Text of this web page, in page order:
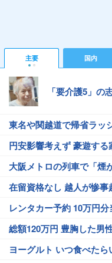
主要 国内
「要介護5」の
東名や関越道で帰省ラッ
円安影響考えず 豪遊する
大阪メトロの列車で「煙
在留資格なし 越人が惨事
レンタカー予約 10万円分
総額120万円 豊胸した男
ヨーグルト いつ食べたら